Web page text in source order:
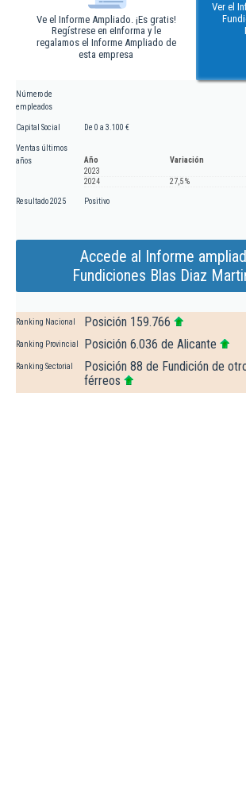
Ve el Informe Ampliado. ¡Es gratis!
Regístrese en eInforma y le
regalamos el Informe Ampliado de
esta empresa
Ver el
Número de
empleados
Capital Social De 0 a 3.100 €
Ventas últimos
años
Año
Variación
2023
2024
27,5 %
Resultado 2025 Positivo
Accede al Informe
Fundiciones Blas Diaz
Ranking Nacional Posición 159.766
Ranking Provincial Posición 6.036 de Alicante
Ranking Sectorial
Posición 88 de Fundición de
férreos